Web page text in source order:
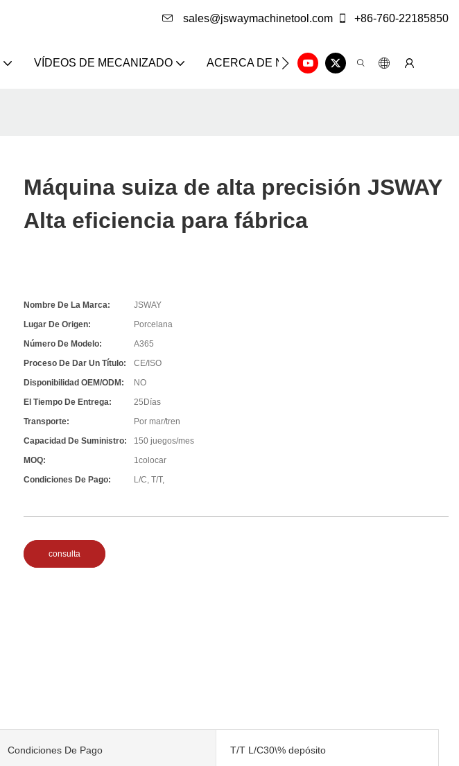
sales@jswaymachinetool.com +86-760-22185850
VÍDEOS DE MECANIZADO ACERCA DE NOSOTROS SOLUCIÓN
Máquina suiza de alta precisión JSWAY
Alta eficiencia para fábrica
Nombre De La Marca:
JSWAY
Lugar De Origen:
Porcelana
Número De Modelo:
A365
Proceso De Dar Un Título:
CE/ISO
Disponibilidad OEM/ODM:
NO
El Tiempo De Entrega:
25Días
Transporte:
Por mar/tren
Capacidad De Suministro:
150 juegos/mes
MOQ:
1colocar
Condiciones De Pago:
L/C, T/T,
consulta
Condiciones De Pago T/T L/C30\% depósito